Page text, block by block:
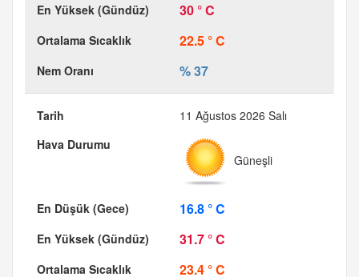
30 ° C
22.5 ° C
% 37
11 Ağustos 2026 Salı
Güneşli
16.8 ° C
31.7 ° C
23.4 ° C